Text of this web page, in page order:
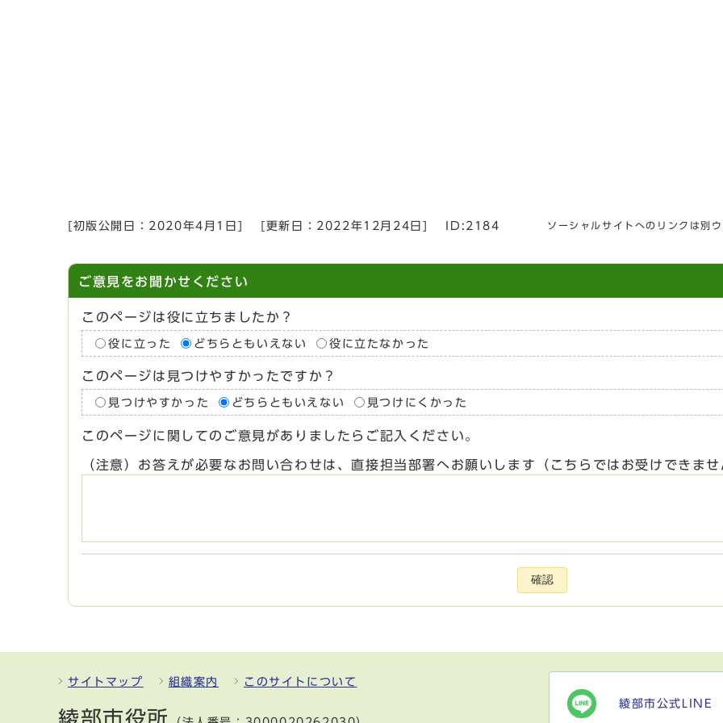
[初版公開日： 2020年4月1日 [更新日： 2022年12月24日 ID:2184 ソーシャルサイトへのリンクは別
ご意見をお聞かせください
このページは役に立ちましたか？
役に立った どちらともいえない 役に立たなかった
このページは見つけやすかったですか？
見つけやすかった どちらともいえない 見つけにくかった
このページに関してのご意見がありましたらご記入ください。
（注意）お答えが必要なお問い合わせは、直接担当部署へお願いします（こちらではお受けできま
確認
サイトマップ 組織案内 このサイトについて
綾部市役所
綾部市公式LINE